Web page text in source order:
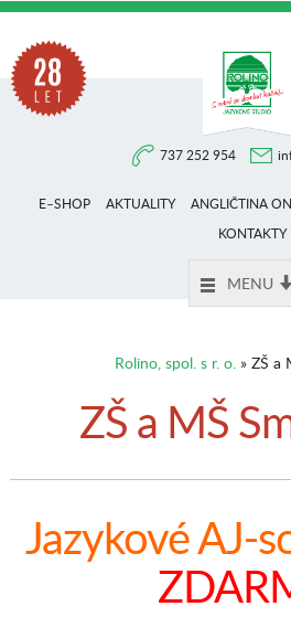
737 252 954
E–SHOP AKTUALITY ANGLIČTINA
KONTAKTY
MENU
Rolino, spol. s r. o. » ZŠ a
ZŠ a MŠ
Jazykové AJ-